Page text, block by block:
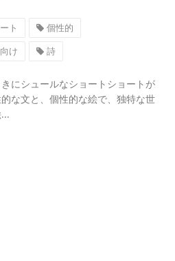
ト
個性的
け 詩
にシュールなショートショートが
な文と、個性的な絵で、独特な世